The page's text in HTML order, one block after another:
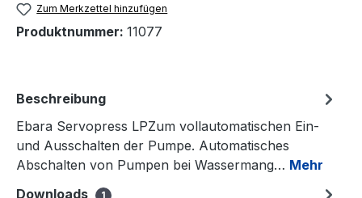
Zum Merkzettel hinzufügen
Produktnummer: 11077
Beschreibung
Ebara Servopress LPZum vollautomatischen Ein-
und Ausschalten der Pumpe. Automatisches
Abschalten von Pumpen bei Wassermang… Mehr
Downloads
1